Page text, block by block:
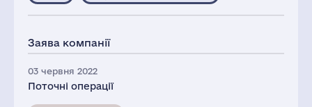
Заява компанії
03 червня 2022
Поточні операції